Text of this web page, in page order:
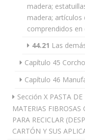
madera;
madera;
comprendidos en
44.21 Las
Capítulo 45
Capítulo 46
Sección X PASTA
MATERIAS FIBROSAS
PARA RECICLAR
CARTÓN Y SUS